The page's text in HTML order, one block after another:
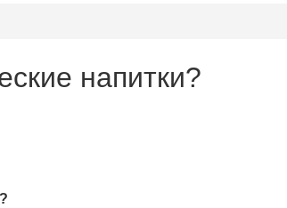
напитки?